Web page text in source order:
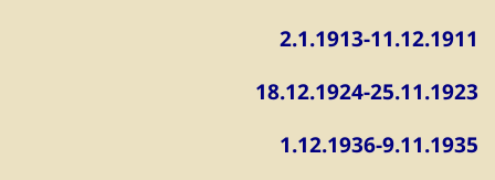
2.1.1913-11.12.1911
18.12.1924-25.11.1923
1.12.1936-9.11.1935